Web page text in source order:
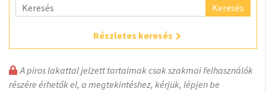
Keresés
Részletes keresés
A piros lakattal jelzett tartalmak csak szakmai felhasználók
részére érhetők el, a megtekintéshez, kérjük, lépjen be